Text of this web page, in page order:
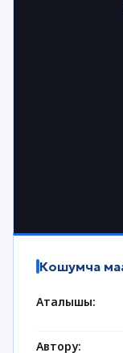
Кошумча
Аталышы:
Автору: